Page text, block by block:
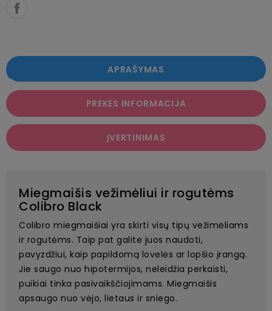
APRAŠYMAS
PREKĖS INFORMACIJA
ĮVERTINIMAS
Miegmaišis vežimėliui ir rogutėms
Colibro Black
Colibro miegmaišiai yra skirti visų tipų vežimėliams
ir rogutėms. Taip pat galite juos naudoti,
pavyzdžiui, kaip papildomą lovelės ar lopšio įrangą.
Jie saugo nuo hipotermijos, neleidžia perkaisti,
puikiai tinka pasivaikščiojimams. Miegmaišis
apsaugo nuo vėjo, lietaus ir sniego.